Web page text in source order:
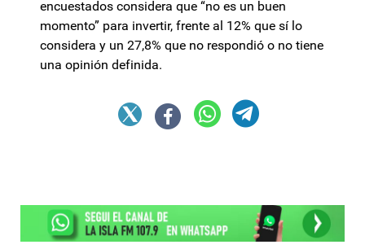
encuestados considera que “no es un buen
momento” para invertir, frente al 12% que sí lo
considera y un 27,8% que no respondió o no tiene
una opinión definida.